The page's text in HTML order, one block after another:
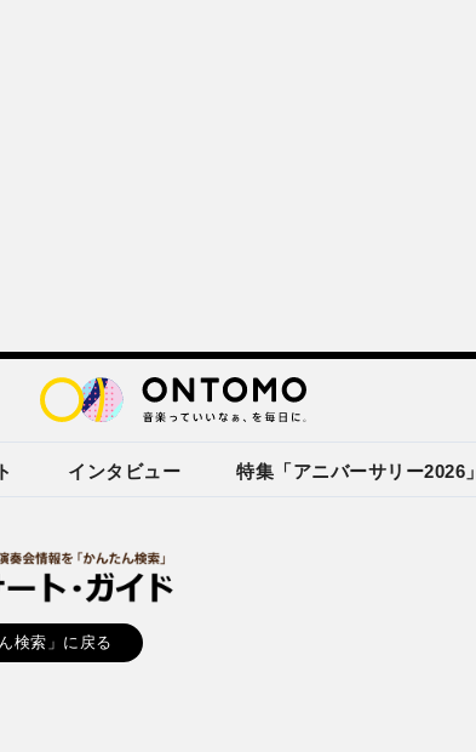
インタビュー 特集「アニバーサリー2026」
検索」に戻る